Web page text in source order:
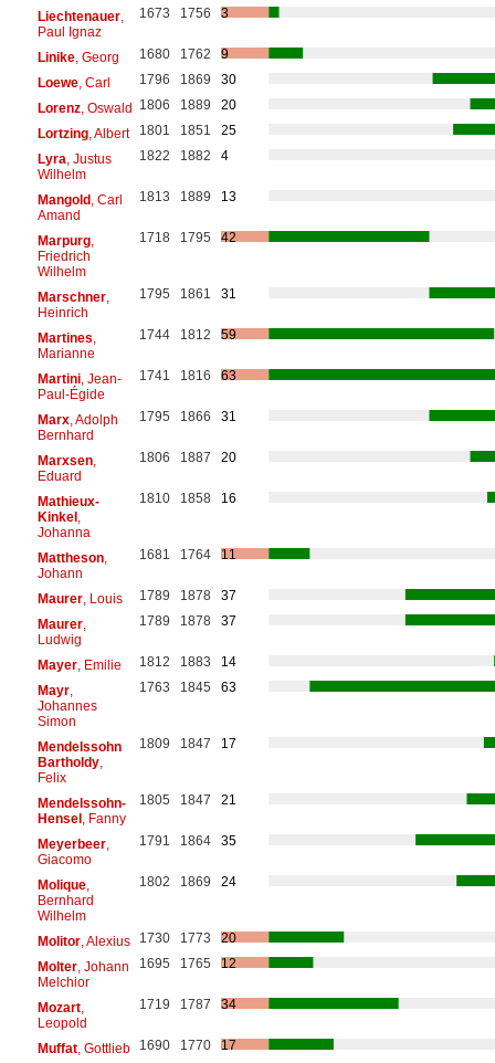
Liechtenauer,
Paul Ignaz
1673 1756 3
Linike, Georg 1680 1762
9
Loewe, Carl 1796 1869
30
Lorenz, Oswald 1806 1889
20
Lortzing, Albert 1801 1851
25
Lyra , Justus
Wilhelm
1822 1882 4
Mangold, Carl
Amand
1813 1889 13
Marpurg,
Friedrich
Wilhelm
1718 1795 42
Marschner,
Heinrich
1795 1861 31
Martines
Marianne
1744 1812 59
Martini, Jean-
Paul-Égide
1741 1816 63
Marx, Adolph
Bernhard
1795 1866 31
Marxsen,
Eduard
1806 1887 20
Mathieux-
Kinkel,
Johanna
1810 1858 16
Mattheson,
Johann
1681 1764 11
Maurer, Louis 1789 1878
37
Maurer,
Ludwig
1789 1878 37
Mayer, Emilie 1812 1883
14
Mayr,
Johannes
Simon
1763 1845 63
Mendelssohn
Bartholdy,
Felix
1809 1847 17
Mendelssohn-
Hensel, Fanny
1805 1847 21
Meyerbeer,
Giacomo
1791 1864 35
Molique,
Bernhard
Wilhelm
1802 1869 24
Molitor, Alexius 1730 1773
20
Molter, Johann
Melchior
1695 1765 12
Mozart,
Leopold
1719 1787 34
Muffat, Gottlieb 1690 1770
17